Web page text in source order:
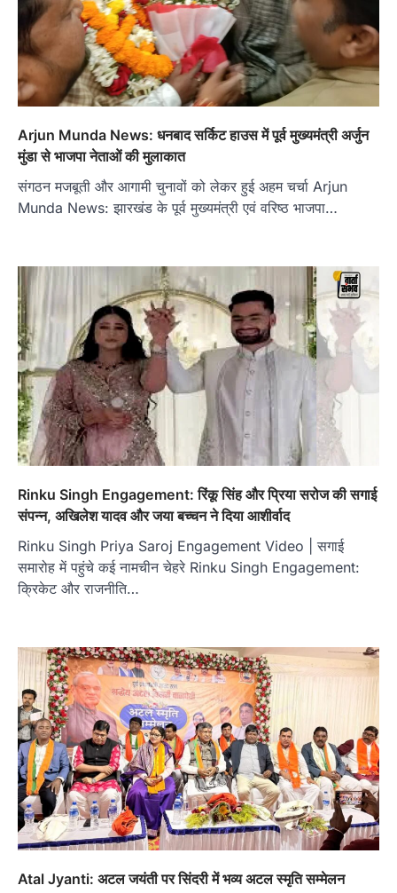
Arjun Munda News: धनबाद सर्किट हाउस में पूर्व मुख्यमंत्री अर्जुन
मुंडा से भाजपा नेताओं की मुलाकात
संगठन मजबूती और आगामी चुनावों को लेकर हुई अहम चर्चा Arjun
Munda News: झारखंड के पूर्व मुख्यमंत्री एवं वरिष्ठ भाजपा…
Rinku Singh Engagement: रिंकू सिंह और प्रिया सरोज की सगाई
संपन्न, अखिलेश यादव और जया बच्चन ने दिया आशीर्वाद
Rinku Singh Priya Saroj Engagement Video | सगाई
समारोह में पहुंचे कई नामचीन चेहरे Rinku Singh Engagement:
क्रिकेट और राजनीति…
Atal Jyanti: अटल जयंती पर सिंदरी में भव्य अटल स्मृति सम्मेलन